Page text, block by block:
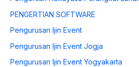
PENGERTIAN SOFTWARE
Pengurusan Ijin Event
Pengurusan Ijin Event Jogja
Pengurusan Ijin Event Yogyakarta